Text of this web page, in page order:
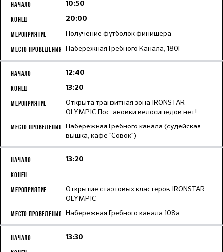
10:50
20:00
Получение футболок финишера
Набережная Гребного Канала, 180Г
12:40
13:20
Открыта транзитная зона IRONSTAR
OLYMPIC Постановки велосипедов нет!
Набережная Гребного канала (судейская
вышка, кафе "Совок")
13:20
Открытие стартовых кластеров IRONSTAR
OLYMPIC
Набережная Гребного канала 108а
13:30